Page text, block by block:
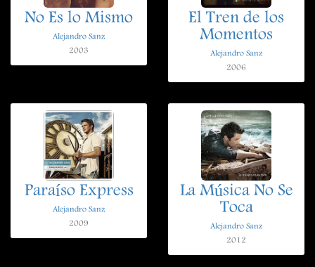
No Es lo Mismo
Alejandro Sanz
2003
El Tren de los
Momentos
Alejandro Sanz
2006
Paraíso Express
Alejandro Sanz
2009
La Música No Se
Toca
Alejandro Sanz
2012